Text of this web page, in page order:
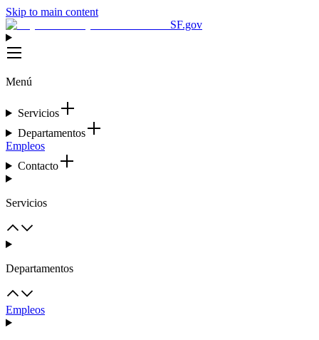
Skip to main content
SF.gov
Menú
Servicios
Departamentos
Empleos
Contacto
Servicios
Departamentos
Empleos